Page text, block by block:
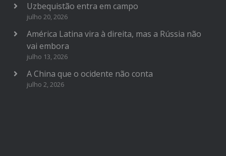
Uzbequistão entra em campo
julho 20, 2026
América Latina vira à direita, mas a Rússia não
vai embora
julho 13, 2026
A China que o ocidente não conta
julho 2, 2026